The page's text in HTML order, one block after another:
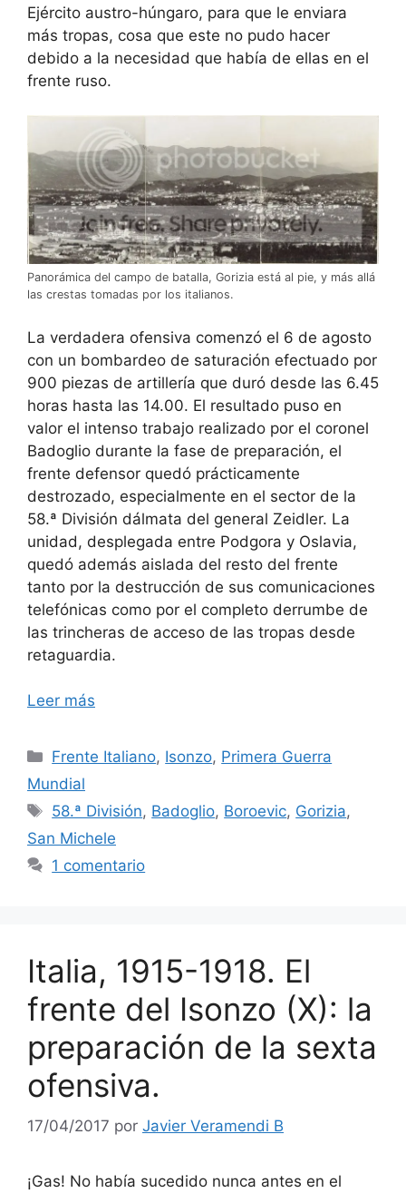
Ejército austro-húngaro, para que le enviara
más tropas, cosa que este no pudo hacer
debido a la necesidad que había de ellas en el
frente ruso.
Panorámica del campo de batalla, Gorizia está al pie, y más allá
las crestas tomadas por los italianos.
La verdadera ofensiva comenzó el 6 de agosto
con un bombardeo de saturación efectuado por
900 piezas de artillería que duró desde las 6.45
horas hasta las 14.00. El resultado puso en
valor el intenso trabajo realizado por el coronel
Badoglio durante la fase de preparación, el
frente defensor quedó prácticamente
destrozado, especialmente en el sector de la
58.ª División dálmata del general Zeidler. La
unidad, desplegada entre Podgora y Oslavia,
quedó además aislada del resto del frente
tanto por la destrucción de sus comunicaciones
telefónicas como por el completo derrumbe de
las trincheras de acceso de las tropas desde
retaguardia.
Leer más
Categorías
Frente Italiano, Isonzo, Primera Guerra
Mundial
Etiquetas
58.ª División, Badoglio, Boroevic, Gorizia,
San Michele
1 comentario
Italia, 1915-1918. El
frente del Isonzo (X): la
preparación de la sexta
ofensiva.
17/04/2017 por Javier Veramendi B
¡Gas! No había sucedido nunca antes en el